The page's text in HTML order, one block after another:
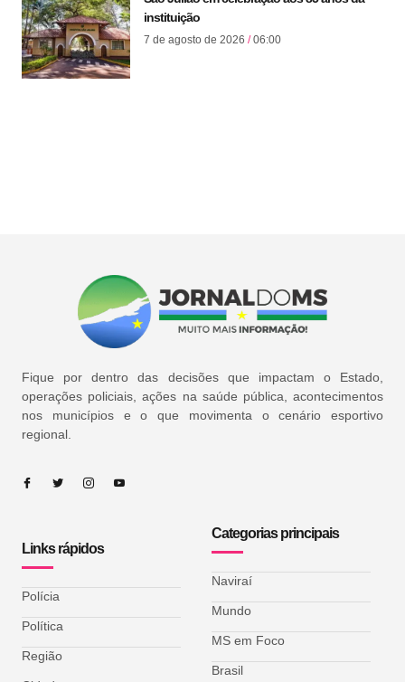
instituição
7 de agosto de 2026 06:00
Fique por dentro das decisões que impactam o Estado,
operações policiais, ações na saúde pública, acontecimentos
nos municípios e o que movimenta o cenário esportivo
regional.
Links rápidos
Polícia
Política
Região
Categorias principais
Naviraí
Mundo
MS em Foco
Brasil